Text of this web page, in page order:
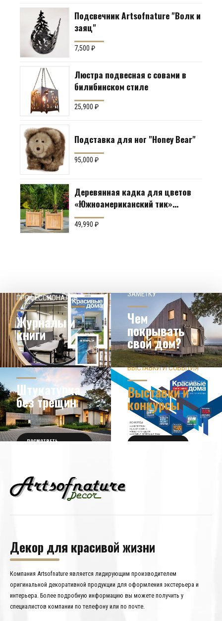
Подсвечник Artsofnature "Волк и
заяц"
7,500₽
Люстра подвесная с совами в
билибинском стиле
25,900₽
Подставка для ног "Honey Bear"
95,000₽
Деревянная кадка для цветов
«Южноамериканский тик»
Производство: Англия
49,990₽
ПРОФЕССИОНАЛОВ
Журналы и
книги
НОВОСТИ ИЗ МИРА
ДИЗАЙНА
ЗАМЕТКУ
Чем
покрывать
свой дом?
УЗНАТЬ БОЛЬШЕ
ЗНАЕТЕ ЛИ ВЫ?
Штукатурка
без трещин
ПОСМОТРЕТЬ
ВЫСТАВКИ И СОБЫТИЯ
Выставки и
конкурсы
ПОЛУЧИТЬ БИЛЕТ
Декор для красивой жизни
Компания Artsofnature является лидирующим производителем
оригинальной декоративной продукции для оформления экстерьера и
интерьера. Более подробную информацию вы можете получить у
специалистов компании по телефону или по почте.